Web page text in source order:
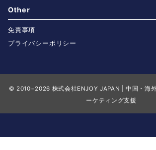
Other
免責事項
プライバシーポリシー
© 2010−2026 株式会社ENJOY JAPAN | 中国・海
ーケティング支援